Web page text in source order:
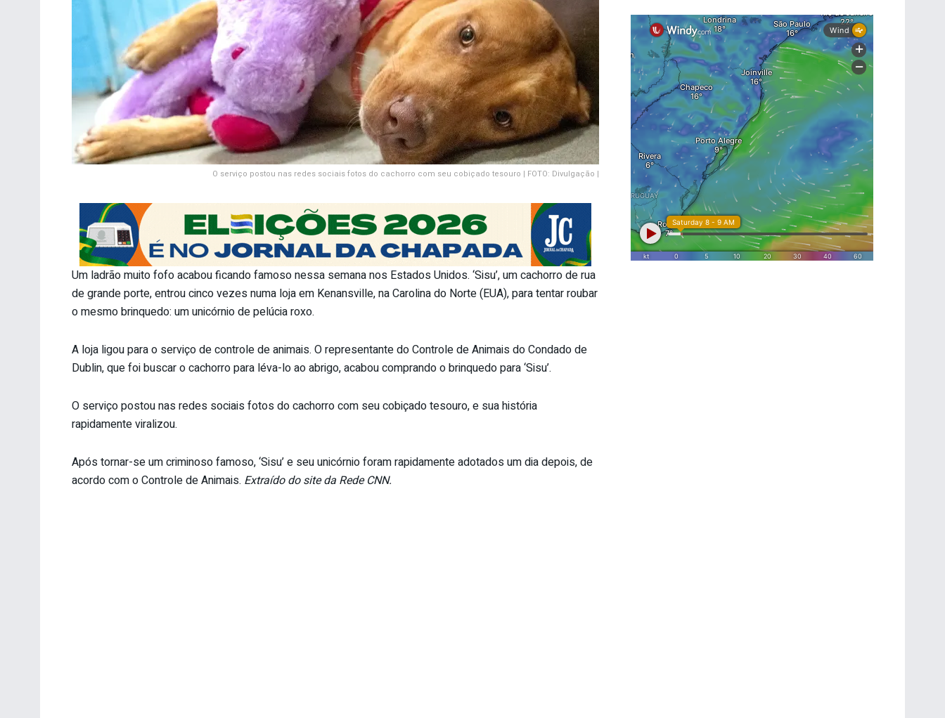
O serviço postou nas redes sociais fotos do cachorro com seu cobiçado tesouro | FOTO: Divulgação |
Um ladrão muito fofo acabou ficando famoso nessa semana nos Estados Unidos. ‘Sisu’, um cachorro de rua
de grande porte, entrou cinco vezes numa loja em Kenansville, na Carolina do Norte (EUA), para tentar roubar
o mesmo brinquedo: um unicórnio de pelúcia roxo.
A loja ligou para o serviço de controle de animais. O representante do Controle de Animais do Condado de
Dublin, que foi buscar o cachorro para léva-lo ao abrigo, acabou comprando o brinquedo para ‘Sisu’.
O serviço postou nas redes sociais fotos do cachorro com seu cobiçado tesouro, e sua história
rapidamente viralizou.
Após tornar-se um criminoso famoso, ‘Sisu’ e seu unicórnio foram rapidamente adotados um dia depois, de
acordo com o Controle de Animais. Extraído do site da Rede CNN.